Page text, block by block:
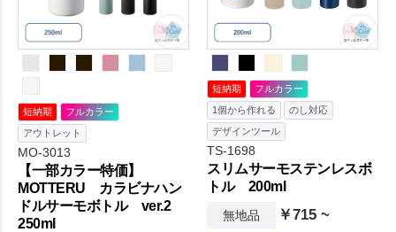
短納期
フルカラー
アウトレット
MO-3013
【一部カラー特価】
MOTTERU カラビナハン
ドルサーモボトル ver.2
250ml
短納期
フルカラー
1個から作れる
のし対応
デザインツール
TS-1698
スリムサーモステンレスボ
トル 200ml
無地品 ￥715 ~